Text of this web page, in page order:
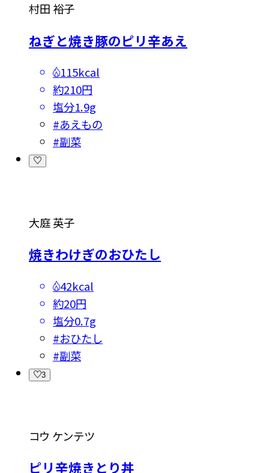
村田 裕子
ねぎと焼き豚のピリ辛あえ
115kcal
約210円
塩分1.9g
#あえもの
#副菜
大庭 英子
焼きわけぎのおひたし
42kcal
約20円
塩分0.7g
#おひたし
#副菜
3
コウ ケンテツ
ピリ辛焼きとり丼